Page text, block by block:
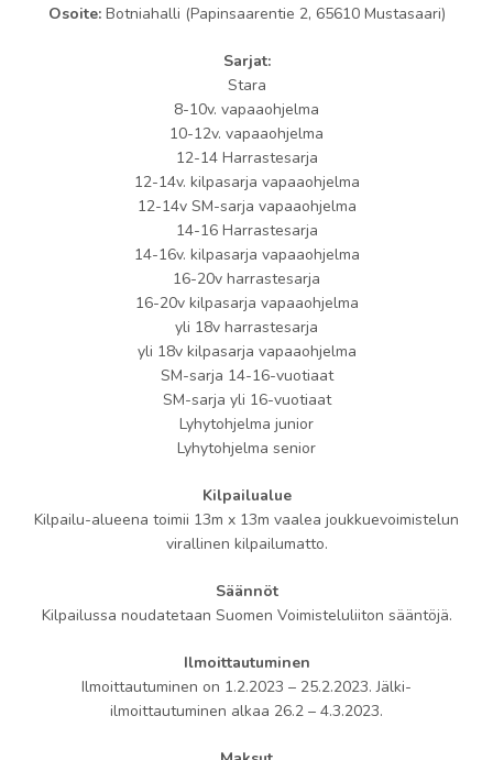
Osoite:Botniahalli (Papinsaarentie 2, 65610 Mustasaari)
Sarjat:
Stara
8-10v. vapaaohjelma
10-12v. vapaaohjelma
12-14 Harrastesarja
12-14v. kilpasarja vapaaohjelma
12-14v SM-sarja vapaaohjelma
14-16 Harrastesarja
14-16v. kilpasarja vapaaohjelma
16-20v harrastesarja
16-20v kilpasarja vapaaohjelma
yli 18v harrastesarja
yli 18v kilpasarja vapaaohjelma
SM-sarja 14-16-vuotiaat
SM-sarja yli 16-vuotiaat
Lyhytohjelma junior
Lyhytohjelma senior
Kilpailualue
Kilpailu-alueena toimii 13m x 13m vaalea joukkuevoimistelun
virallinen kilpailumatto.
Säännöt
Kilpailussa noudatetaan Suomen Voimisteluliiton sääntöjä.
Ilmoittautuminen
Ilmoittautuminen on 1.2.2023 – 25.2.2023. Jälki-
ilmoittautuminen alkaa 26.2 – 4.3.2023.